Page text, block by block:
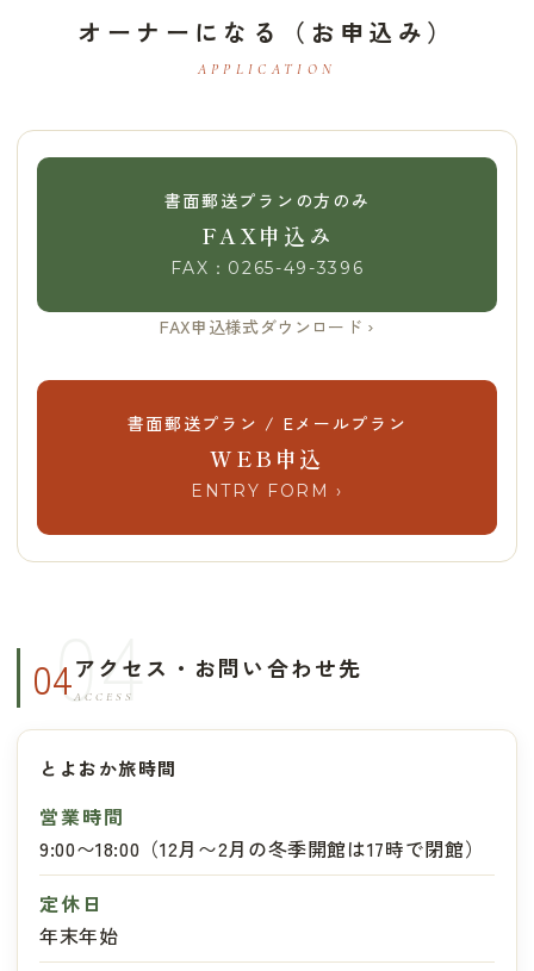
オーナーになる（お申込み）
APPLICATION
書面郵送プランの方のみ
FAX申込み
FAX：0265-49-3396
FAX申込様式ダウンロード ›
書面郵送プラン / Eメールプラン
WEB申込
ENTRY FORM ›
04アクセス・お問い合わせ先
ACCESS
とよおか旅時間
営業時間
9:00〜18:00（12月〜2月の冬季開館は17時で閉館）
定休日
年末年始